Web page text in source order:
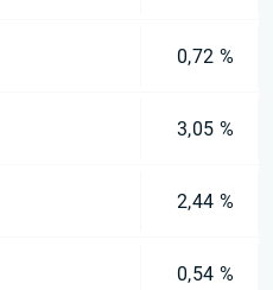
0,72 %
3,05 %
2,44 %
0,54 %